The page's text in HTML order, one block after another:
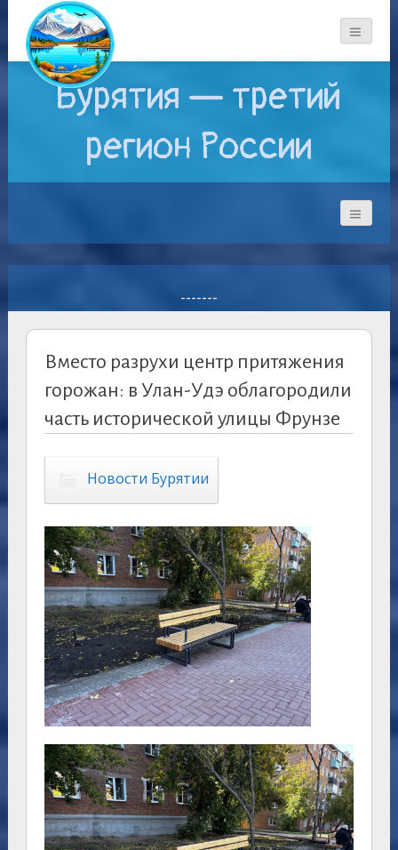
Бурятия — третий
регион России
-------
Вместо разрухи центр притяжения
горожан: в Улан-Удэ облагородили
часть исторической улицы Фрунзе
Новости Бурятии